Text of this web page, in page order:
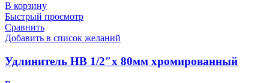
В корзину
Быстрый просмотр
Сравнить
Добавить в список желаний
Удлинитель НВ 1/2″x 80мм хромированный